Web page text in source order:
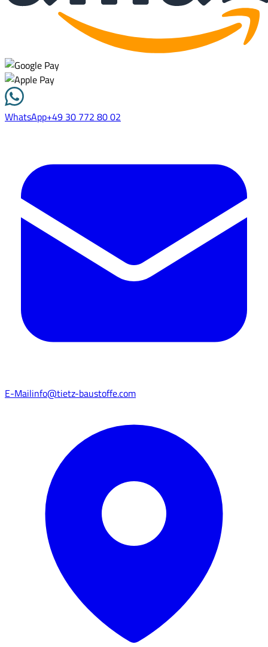
WhatsApp+49 30 772 80 02
E-Mailinfo@tietz-baustoffe.com